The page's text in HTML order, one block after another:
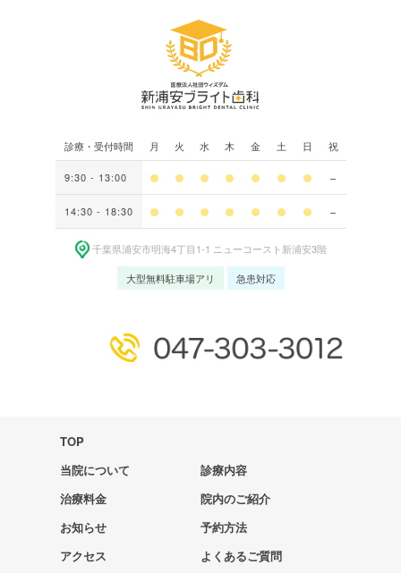
診療・受付時間 月 火 水 木 金 土 日 祝
9:30 - 13:00
14:30 - 18:30
千葉県浦安市明海4丁⽬1-1 ニューコースト新浦安3階
大型無料駐車場アリ 急患対応
TOP
当院について
診療内容
治療料金
院内のご紹介
お知らせ
予約方法
アクセス
よくあるご質問